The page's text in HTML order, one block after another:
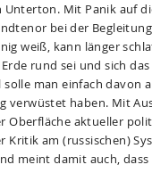
Unterton. Mit Panik auf
bei der
weiß, kann länger
rund sei und sich
man einfach davon
verwüstet haben. Mit
Oberfläche aktueller
Kritik am (russischen)
meint damit auch,